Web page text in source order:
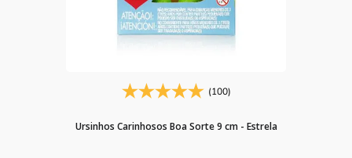
(100)
Ursinhos Carinhosos Boa Sorte 9 cm - Estrela